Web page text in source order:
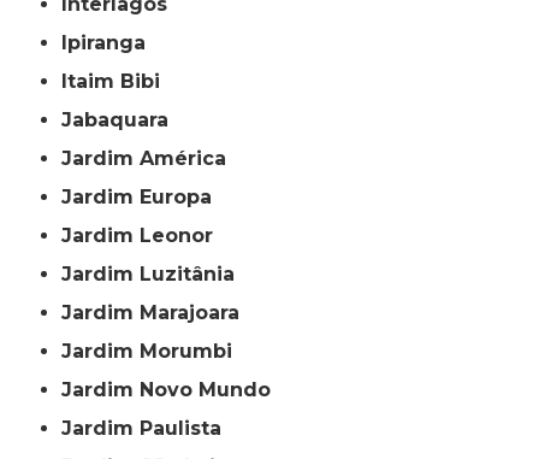
Ipiranga
Itaim Bibi
Jabaquara
Jardim América
Jardim Europa
Jardim Leonor
Jardim Luzitânia
Jardim Marajoara
Jardim Morumbi
Jardim Novo Mundo
Jardim Paulista